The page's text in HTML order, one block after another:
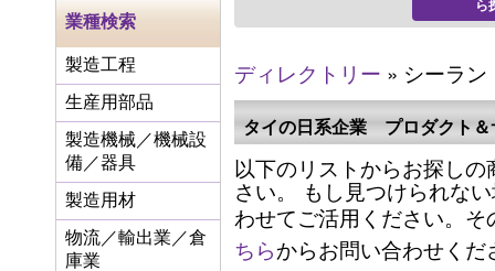
業種検索
製造工程
生産用部品
製造機械／機械設
備／器具
製造用材
物流／輸出業／倉
庫業
ら
ディレクトリー » シーラン
タイの日系企業 プロダクト＆
以下のリストからお探し
さい。 もし見つけられな
わせてご活用ください。
ちらからお問い合わせくだ